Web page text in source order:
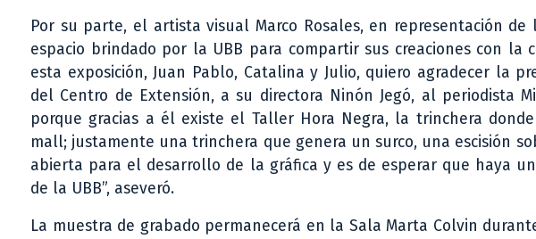
Por su parte, el artista visual Marco Rosales, en representación
espacio brindado por la UBB para compartir sus creaciones con la
esta exposición, Juan Pablo, Catalina y Julio, quiero agradecer la
del Centro de Extensión, a su directora Ninón Jegó, al periodista
porque gracias a él existe el Taller Hora Negra, la trinchera
mall; justamente una trinchera que genera un surco, una escisión
abierta para el desarrollo de la gráfica y es de esperar que haya
de la UBB”, aseveró.
La muestra de grabado permanecerá en la Sala Marta Colvin